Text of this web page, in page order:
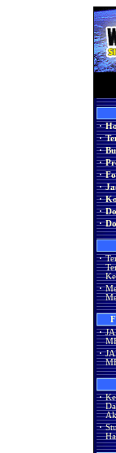
·
·
·
·
·
·
·
·
·
·
·
·
·
·
·